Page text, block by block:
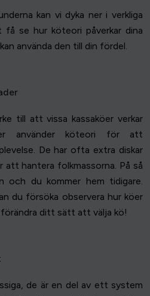
kan vi dyka ner i verkliga
få se hur köteori påverkar dina
använda den till din fördel.
till att vissa kassaköer verkar
använder köteori för att
De har ofta extra diskar
hantera folkmassorna. På så
och du kommer hem tidigare.
du försöka observera hur köer
förändra ditt sätt att välja kö!
de är en del av ett system